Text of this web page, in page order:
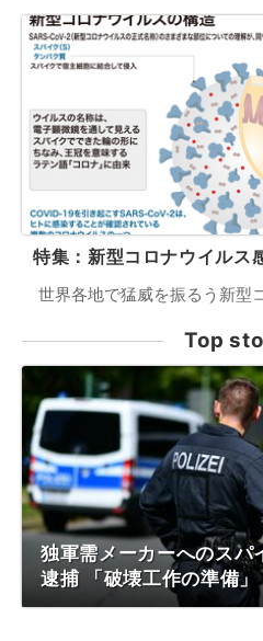
特集：新型コロナウイルス
世界各地で猛威を振るう新型
Top
独軍需メーカーへのスパ
逮捕 「破壊工作の準備」